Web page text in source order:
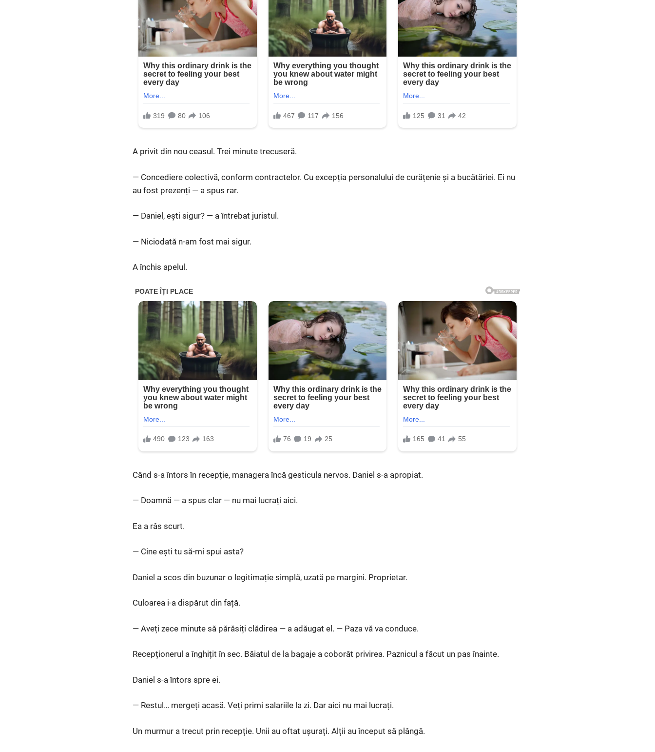
A privit din nou ceasul. Trei minute trecuseră.
— Concediere colectivă, conform contractelor. Cu excepția personalului de curățenie și a bucătăriei. Ei nu
au fost prezenți — a spus rar.
— Daniel, ești sigur? — a întrebat juristul.
— Niciodată n-am fost mai sigur.
A închis apelul.
Când s-a întors în recepție, managera încă gesticula nervos. Daniel s-a apropiat.
— Doamnă — a spus clar — nu mai lucrați aici.
Ea a râs scurt.
— Cine ești tu să-mi spui asta?
Daniel a scos din buzunar o legitimație simplă, uzată pe margini. Proprietar.
Culoarea i-a dispărut din față.
— Aveți zece minute să părăsiți clădirea — a adăugat el. — Paza vă va conduce.
Recepționerul a înghițit în sec. Băiatul de la bagaje a coborât privirea. Paznicul a făcut un pas înainte.
Daniel s-a întors spre ei.
— Restul… mergeți acasă. Veți primi salariile la zi. Dar aici nu mai lucrați.
Un murmur a trecut prin recepție. Unii au oftat ușurați. Alții au început să plângă.